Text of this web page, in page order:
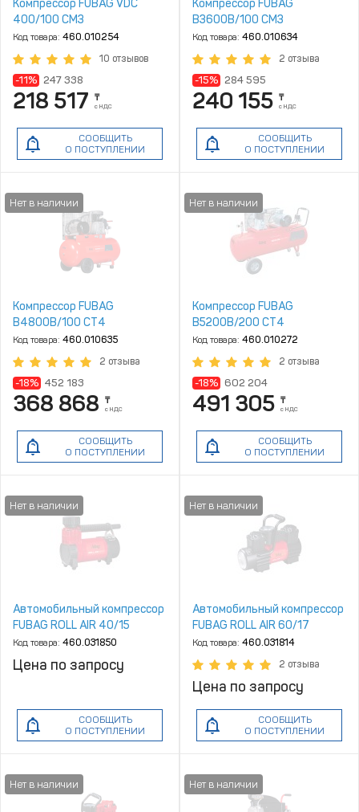
Компрессор FUBAG VDC
400/100 CM3
Код товара: 460.010254
10 отзывов
-11% 247 338
218 517 ₸
с НДС
СООБЩИТЬ
О ПОСТУПЛЕНИИ
Компрессор FUBAG
B3600B/100 CM3
Код товара: 460.010634
2 отзыва
-15% 284 595
240 155 ₸
с НДС
СООБЩИТЬ
О ПОСТУПЛЕНИИ
Компрессор FUBAG
B4800B/100 СТ4
Код товара: 460.010635
2 отзыва
-18% 452 183
368 868 ₸
с НДС
СООБЩИТЬ
О ПОСТУПЛЕНИИ
Компрессор FUBAG
B5200B/200 СТ4
Код товара: 460.010272
2 отзыва
-18% 602 204
491 305 ₸
с НДС
СООБЩИТЬ
О ПОСТУПЛЕНИИ
Автомобильный компрессор
FUBAG ROLL AIR 40/15
Код товара: 460.031850
Цена по запросу
СООБЩИТЬ
О ПОСТУПЛЕНИИ
Автомобильный компрессор
FUBAG ROLL AIR 60/17
Код товара: 460.031814
2 отзыва
Цена по запросу
СООБЩИТЬ
О ПОСТУПЛЕНИИ